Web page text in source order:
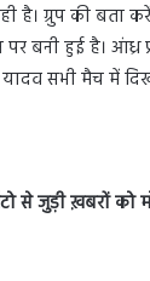
है। ग्रुप की बता
बनी हुई है। आंध्र
सभी मैच में
से जुड़ी ख़बरों